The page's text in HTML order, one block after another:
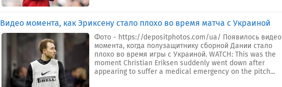
Видео момента, как Эриксену стало плохо во время матча с Украиной
Фото - https://depositphotos.com/ua/ Появилось видео
момента, когда полузащитнику сборной Дании стало
плохо во время игры с Украиной. WATCH: This was the
moment Christian Eriksen suddenly went down after
appearing to suffer a medical emergency on the pitch...